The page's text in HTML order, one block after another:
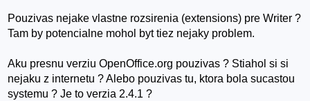
Pouzivas nejake vlastne rozsirenia (extensions) pre Writer ?
Tam by potencialne mohol byt tiez nejaky problem.
Aku presnu verziu OpenOffice.org pouzivas ? Stiahol si si
nejaku z internetu ? Alebo pouzivas tu, ktora bola sucastou
systemu ? Je to verzia 2.4.1 ?